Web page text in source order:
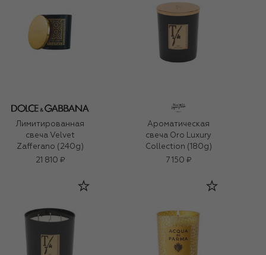
Лимитированная
свеча Velvet
Zafferano (240g)
21 810 ₽
Ароматическая
свеча Oro Luxury
Collection (180g)
7 150 ₽